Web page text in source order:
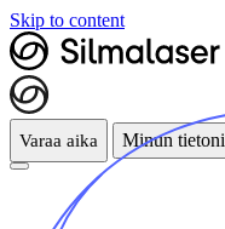
Skip to content
Varaa aika Minun tietoni